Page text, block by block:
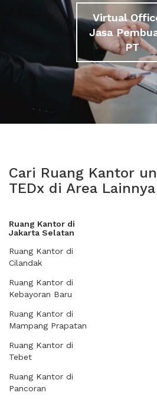
Virtual
Jasa
PT
Cari Ruang Kantor
TEDx di Area Lainnya
Ruang Kantor di
Jakarta Selatan
Ruang Kantor di
Cilandak
Ruang Kantor di
Kebayoran Baru
Ruang Kantor di
Mampang Prapatan
Ruang Kantor di
Tebet
Ruang Kantor di
Pancoran